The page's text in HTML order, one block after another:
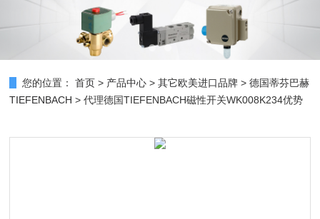
您的位置： 首页 > 产品中心 >其它欧美进口品牌 >德国蒂芬巴赫
TIEFENBACH > 代理德国TIEFENBACH磁性开关WK008K234优势